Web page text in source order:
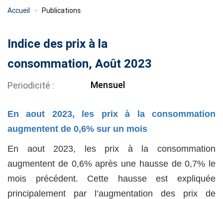
Accueil Publications
Indice des prix à la
consommation, Août 2023
Periodicité Mensuel
En aout 2023, les prix à la consommation
augmentent de 0,6% sur un mois
En aout 2023, les prix à la consommation
augmentent de 0,6% après une hausse de 0,7% le
mois précédent. Cette hausse est expliquée
principalement par l’augmentation des prix de